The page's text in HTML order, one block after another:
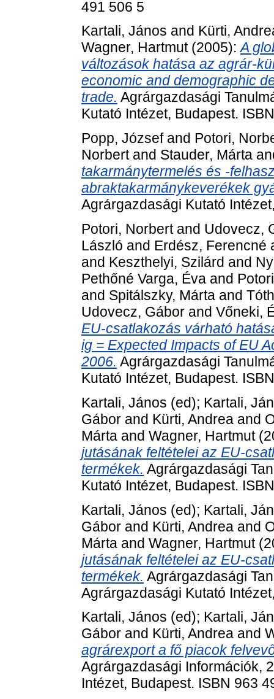
491 506 5
Kartali, János and Kürti,
Wagner, Hartmut(2005):A
változások hatása az agrár-
economic and demographic
trade. Agrárgazdasági
Kutató Intézet, Budapest.
Popp, Józsefand Potori,
Norbertand Stauder, Márta
takarmánytermelés és -
abraktakarmánykeverékek
Agrárgazdasági Kutató
Potori, Norbertand Udovecz,
László and Erdész, Ferencné
and Keszthelyi, Szilárd and
Pethőné Varga, Éva and
and Spitálszky, Márta and
Udovecz, Gábor and Vőneki,
EU-csatlakozás várható
ig = Expected Impacts of EU
2006. Agrárgazdasági
Kutató Intézet, Budapest.
Kartali, János (ed); Kartali,
Gábor and Kürti, Andrea and
Márta and Wagner, Hartmut
jutásának feltételei az EU-
termékek. Agrárgazdasági
Kutató Intézet, Budapest.
Kartali, János (ed); Kartali,
Gábor and Kürti, Andrea and
Márta and Wagner, Hartmut
jutásának feltételei az EU-
termékek. Agrárgazdasági
Agrárgazdasági Kutató
Kartali, János (ed); Kartali,
Gábor and Kürti, Andrea and
agrárexport a fő piacok
Agrárgazdasági Információk,
Intézet, Budapest. ISBN 963